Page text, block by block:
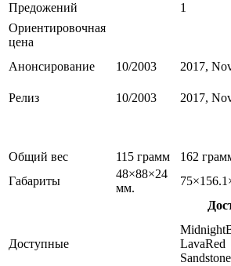
Предожений
1
Ориентировочная
цена
Анонсирование
10/2003 2017,
Релиз
10/2003 2017,
Общий вес
115 грамм 162
Габариты
48×88×24
мм.
Доступные
LavaRed